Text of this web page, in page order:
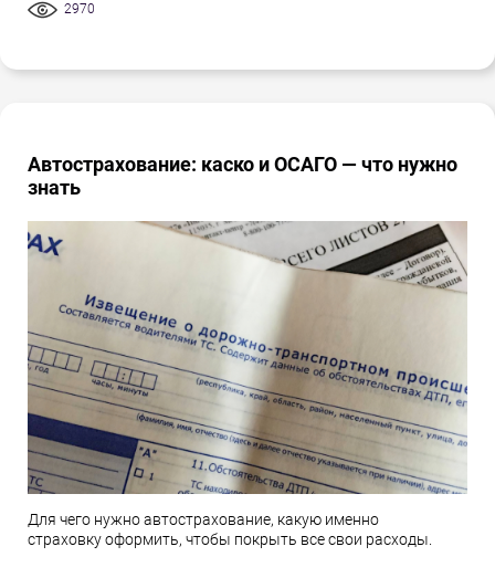
2970
Автострахование: каско и ОСАГО — что нужно
знать
Для чего нужно автострахование, какую именно
страховку оформить, чтобы покрыть все свои расходы.